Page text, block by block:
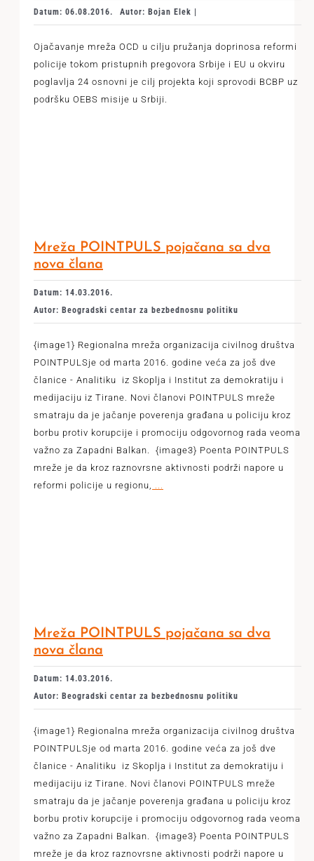
Datum: 06.08.2016. Autor: Bojan Elek |
Ojačavanje mreža OCD u cilju pružanja doprinosa reformi
policije tokom pristupnih pregovora Srbije i EU u okviru
poglavlja 24 osnovni je cilj projekta koji sprovodi BCBP uz
podršku OEBS misije u Srbiji.
Mreža POINTPULS pojačana sa dva
nova člana
Datum: 14.03.2016.
Autor: Beogradski centar za bezbednosnu politiku
{image1} Regionalna mreža organizacija civilnog društva
POINTPULSje od marta 2016. godine veća za još dve
članice - Analitiku iz Skoplja i Institut za demokratiju i
medijaciju iz Tirane. Novi članovi POINTPULS mreže
smatraju da je jačanje poverenja građana u policiju kroz
borbu protiv korupcije i promociju odgovornog rada veoma
važno za Zapadni Balkan. {image3} Poenta POINTPULS
mreže je da kroz raznovrsne aktivnosti podrži napore u
reformi policije u regionu, ...
Mreža POINTPULS pojačana sa dva
nova člana
Datum: 14.03.2016.
Autor: Beogradski centar za bezbednosnu politiku
{image1} Regionalna mreža organizacija civilnog društva
POINTPULSje od marta 2016. godine veća za još dve
članice - Analitiku iz Skoplja i Institut za demokratiju i
medijaciju iz Tirane. Novi članovi POINTPULS mreže
smatraju da je jačanje poverenja građana u policiju kroz
borbu protiv korupcije i promociju odgovornog rada veoma
važno za Zapadni Balkan. {image3} Poenta POINTPULS
mreže je da kroz raznovrsne aktivnosti podrži napore u